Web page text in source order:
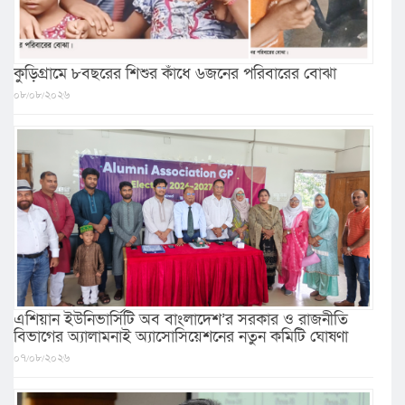
কুড়িগ্রামে ৮বছরের শিশুর কাঁধে ৬জনের পরিবারের বোঝা
০৮/০৮/২০২৬
এশিয়ান ইউনিভার্সিটি অব বাংলাদেশ’র সরকার ও রাজনীতি
বিভাগের অ্যালামনাই অ্যাসোসিয়েশনের নতুন কমিটি ঘোষণা
০৭/০৮/২০২৬